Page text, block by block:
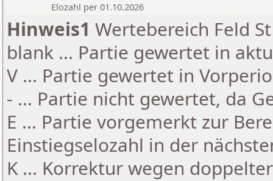
Elozahl per 01.10.2026
Hinweis1 Wertebereich Feld
blank ... Partie gewertet in
V ... Partie gewertet in
- ... Partie nicht gewertet, da
E ... Partie vorgemerkt zur
Einstiegselozahl in der
K ... Korrektur wegen